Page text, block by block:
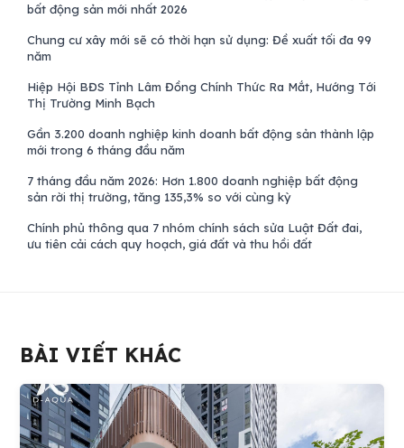
bất động sản mới nhất 2026
Chung cư xây mới sẽ có thời hạn sử dụng: Đề xuất tối đa 99
năm
Hiệp Hội BĐS Tỉnh Lâm Đồng Chính Thức Ra Mắt, Hướng Tới
Thị Trường Minh Bạch
Gần 3.200 doanh nghiệp kinh doanh bất động sản thành lập
mới trong 6 tháng đầu năm
7 tháng đầu năm 2026: Hơn 1.800 doanh nghiệp bất động
sản rời thị trường, tăng 135,3% so với cùng kỳ
Chính phủ thông qua 7 nhóm chính sách sửa Luật Đất đai,
ưu tiên cải cách quy hoạch, giá đất và thu hồi đất
BÀI VIẾT KHÁC